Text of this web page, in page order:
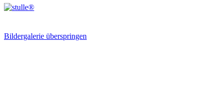
Bildergalerie überspringen